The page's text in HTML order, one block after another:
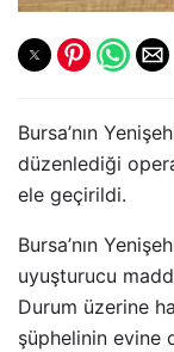
Bursa’nın
düzenlediği
ele geçirildi.
Bursa’nın
uyuşturucu
Durum üzerine
şüphelinin evine